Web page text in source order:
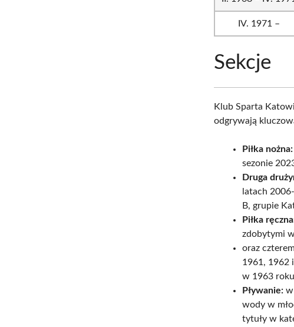
IV. 1971 –
Sekcje
Klub Sparta
odgrywają
Piłka nożna:
sezonie
Druga
latach
B, grupie
Piłka
zdobytymi
oraz
1961, 1962
w 1963
Pływanie: w
wody w
tytuły w